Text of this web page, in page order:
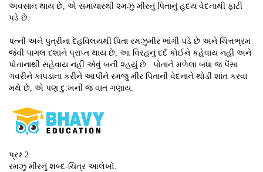
અવસાન થાય છે, એ સમાચારથી ૨મઝુ મીરનું પિતાનું હૃદય વેદનાથી ફાટી
પડે છે.
પત્ની અને પુત્રીના દેહવિલયથી પિતા રમઝુમીર ભાંગી પડે છે અને ચિત્તભ્રમ
જેવી પાગલ દશાને પ્રાપ્ત થાય છે, આ વિરહનું દર્દ કોઈને કહેવાય નહીં અને
પોતાનાથી સહેવાય નહીં એવું બની ૨હયું છે . પોતાને મળેલા બધા જ પૈસા
ગવરીને કાપડાના કરીને આપીને રમજુ મીર પિતાની વેદનાને થોડી શાંત કરવા
મથે છે, એ પણ દુ:ખની જ વાત ગણાય.
પ્રશ્ન 2.
રમઝુ મીરનું શબ્દ-ચિત્ર આલેખો.